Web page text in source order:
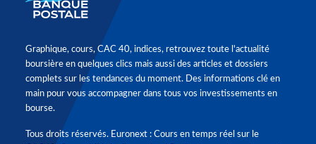
Graphique, cours, CAC 40, indices, retrouvez toute l'actualité
boursière en quelques clics mais aussi des articles et dossiers
complets sur les tendances du moment. Des informations clé en
main pour vous accompagner dans tous vos investissements en
bourse.
Tous droits réservés. Euronext : Cours en temps réel sur le